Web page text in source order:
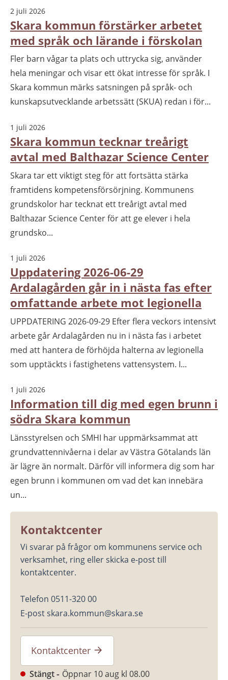
2 juli 2026
Skara kommun förstärker arbetet
med språk och lärande i förskolan
Fler barn vågar ta plats och uttrycka sig, använder
hela meningar och visar ett ökat intresse för språk. I
Skara kommun märks satsningen på språk- och
kunskapsutvecklande arbetssätt (SKUA) redan i för...
1 juli 2026
Skara kommun tecknar treårigt
avtal med Balthazar Science Center
Skara tar ett viktigt steg för att fortsätta stärka
framtidens kompetensförsörjning. Kommunens
grundskolor har tecknat ett treårigt avtal med
Balthazar Science Center för att ge elever i hela
grundsko...
1 juli 2026
Uppdatering 2026-06-29
Ardalagården går in i nästa fas efter
omfattande arbete mot legionella
UPPDATERING 2026-09-29 Efter flera veckors intensivt
arbete går Ardalagården nu in i nästa fas i arbetet
med att hantera de förhöjda halterna av legionella
som upptäckts i fastighetens vattensystem. I...
1 juli 2026
Information till dig med egen brunn i
södra Skara kommun
Länsstyrelsen och SMHI har uppmärksammat att
grundvattennivåerna i delar av Västra Götalands län
är lägre än normalt. Därför vill informera dig som har
egen brunn i kommunen om vad det kan innebära
un...
Kontaktcenter
Vi svarar på frågor om kommunens service och
verksamhet, ring eller skicka e-post till
kontaktcenter.
Telefon 0511-320 00
E-post skara.kommun@skara.se
Kontaktcenter
Stängt Öppnar 10 aug kl 08.00